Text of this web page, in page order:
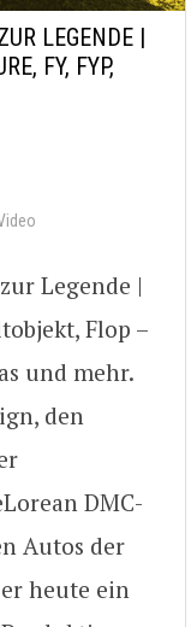
LEGENDE |
FY, FYP,
Legende |
Flop –
und mehr.
den
DMC-
Autos der
heute ein